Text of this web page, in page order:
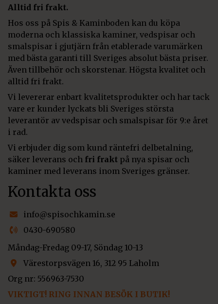
Alltid fri frakt.
Hos oss på Spis & Kaminboden kan du köpa
moderna och klassiska kaminer, vedspisar och
smalspisar i gjutjärn från etablerade varumärken
med bästa garanti till Sveriges absolut bästa priser.
Även tillbehör och skorstenar. Högsta kvalitet och
alltid fri frakt.
Vi levererar enbart kvalitetsprodukter och har tack
vare er kunder lyckats bli Sveriges största
leverantör av vedspisar och smalspisar för 9:e året
i rad.
Vi erbjuder dig som kund räntefri delbetalning,
säker leverans och fri frakt på nya spisar och
kaminer med leverans inom Sveriges gränser.
Kontakta oss
info@spisochkamin.se
0430-690580
Måndag-Fredag 09-17, Söndag 10-13
Värestorpsvägen 16, 312 95 Laholm
Org nr: 556963-7530
VIKTIGT! RING INNAN BESÖK I BUTIK!